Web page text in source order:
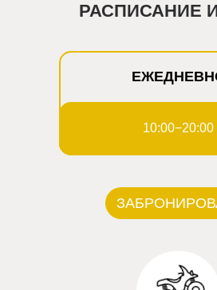
РАСПИСАНИЕ
10:00−20:00